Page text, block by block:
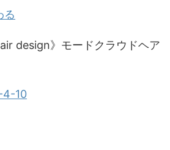
る
design》モードクラウドヘア
4-10